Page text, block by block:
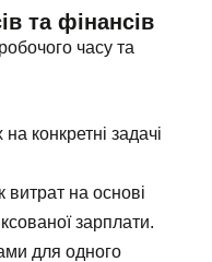
та фінансів
часу та
конкретні задачі
на основі
зарплати.
для одного